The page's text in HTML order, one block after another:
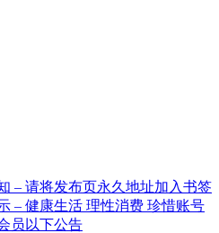
– 请将发布页永久地址加入书签
– 健康生活 理性消费 珍惜账号
员以下公告